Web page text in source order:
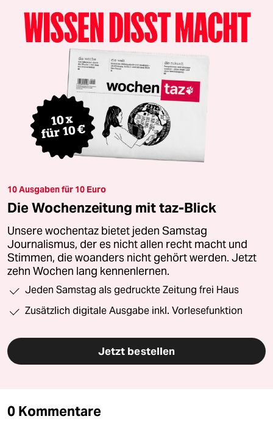
10 Ausgaben für 10 Euro
Die Wochenzeitung mit taz-Blick
Unsere wochentaz bietet jeden Samstag
Journalismus, der es nicht allen recht macht und
Stimmen, die woanders nicht gehört werden. Jetzt
zehn Wochen lang kennenlernen.
Jeden Samstag als gedruckte Zeitung frei Haus
Zusätzlich digitale Ausgabe inkl. Vorlesefunktion
Jetzt bestellen
0 Kommentare